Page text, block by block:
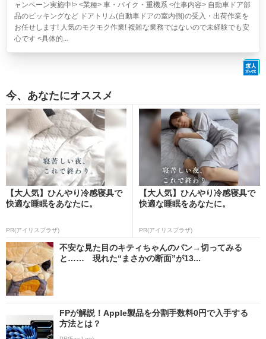
ャンペーン実施中!> <業種> 車・バイク・重機系 <仕事内容> 自動車ドア部
品のピッキングなど ドアトリム(自動車ドアの室内側)の受入・出荷作業を
お任せします! 人気のモクモク作業! 複雑な業務ではないので未経験でも安
心です <具体的...
今、あなたにオススメ
【大人気】ひんやり冷感寝具で
快適な睡眠をあなたに。
PR(アイリスプラザ)
【大人気】ひんやり冷感寝具で
快適な睡眠をあなたに。
PR(アイリスプラザ)
不安な見た目のキティちゃんのパン→切ってみる
と…… 現れた“まさかの断面”が13...
FPが解説！Apple製品を分割手数料0円で入手する
方法とは？